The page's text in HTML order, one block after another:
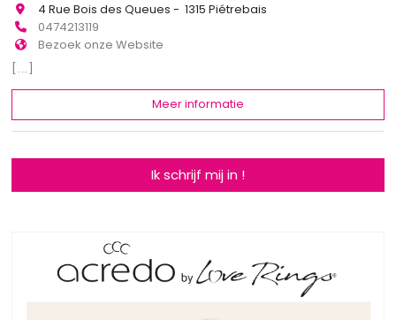
4 Rue Bois des Queues - 1315 Piétrebais
0474213119
Bezoek onze Website
[...]
Meer informatie
Ik schrijf mij in !